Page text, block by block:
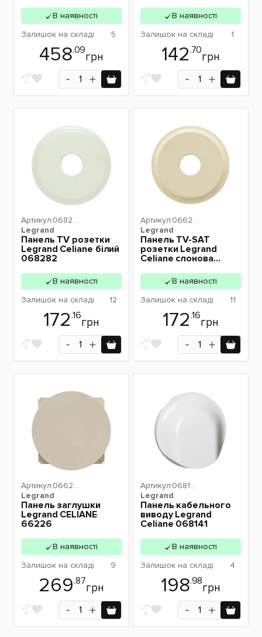
В наявності
Залишок на складі 5
458.09
грн
В наявності
Залишок на складі 1
142.70
грн
Legrand
Артикул:06828
2
Панель TV розетки
Legrand Celiane білий
068282
В наявності
Залишок на складі 12
172.16
грн
Legrand
Артикул:06623
1
Панель TV-SAT
розетки Legrand
Celiane слонова
В наявності
Залишок на складі 11
172.16
грн
Legrand
Артикул:06622
6
Панель заглушки
Legrand CELIANE
66226
В наявності
Залишок на складі 9
269.87
грн
Legrand
Артикул:06814
1
Панель кабельного
виводу Legrand
Celiane 068141
В наявності
Залишок на складі 4
198.98
грн